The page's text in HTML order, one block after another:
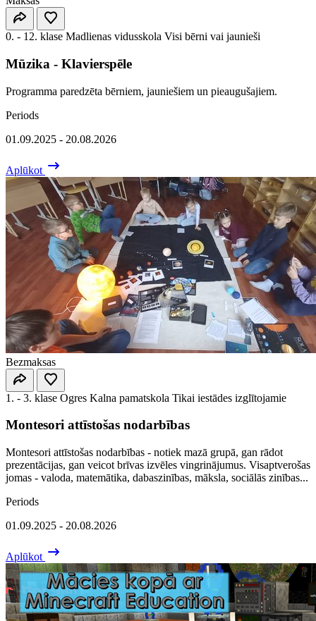
0. - 12. klase Madlienas vidusskola Visi bērni vai jaunieši
Mūzika - Klavierspēle
Programma paredzēta bērniem, jauniešiem un pieaugušajiem.
Periods
01.09.2025 - 20.08.2026
Aplūkot
Bezmaksas
1. - 3. klase Ogres Kalna pamatskola Tikai iestādes izglītojamie
Montesori attīstošas nodarbības
Montesori attīstošas nodarbības - notiek mazā grupā, gan rādot
prezentācijas, gan veicot brīvas izvēles vingrinājumus. Visaptverošas
jomas - valoda, matemātika, dabaszinības, māksla, sociālās zinības...
Periods
01.09.2025 - 20.08.2026
Aplūkot